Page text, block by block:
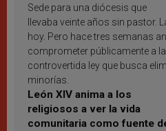
Sede para una diócesis que
llevaba veinte años sin pastor.
hoy. Pero hace tres semanas
comprometer públicamente a
controvertida ley que busca
minorías.
León XIV anima a los
religiosos a ver la vida
comunitaria como fuente